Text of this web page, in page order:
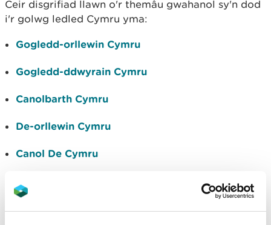
Ceir disgrifiad llawn o'r themâu gwahanol sy'n dod
i'r golwg ledled Cymru yma:
Gogledd-orllewin Cymru
Gogledd-ddwyrain Cymru
Canolbarth Cymru
De-orllewin Cymru
Canol De Cymru